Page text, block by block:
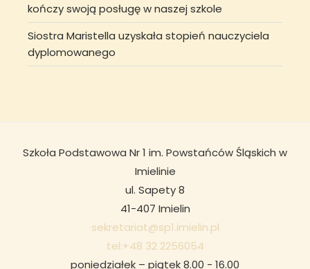
kończy swoją posługę w naszej szkole
Siostra Maristella uzyskała stopień nauczyciela
dyplomowanego
Szkoła Podstawowa Nr 1 im. Powstańców Śląskich w
Imielinie
ul. Sapety 8
41-407 Imielin
sekretariat@sp1.imielin.pl
tel:+48 32 2256054
poniedziałek – piątek 8.00 - 16.00